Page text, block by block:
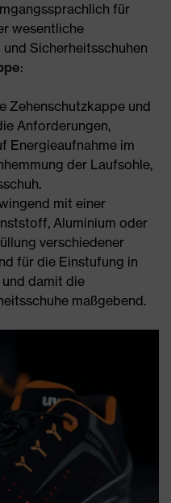
für
wesentliche
Sicherheitsschuhen
:
Zehenschutzkappe und
Anforderungen,
Energieaufnahme im
der Laufsohle,
mit einer
Aluminium oder
verschiedener
für die Einstufung in
damit die
maßgebend.